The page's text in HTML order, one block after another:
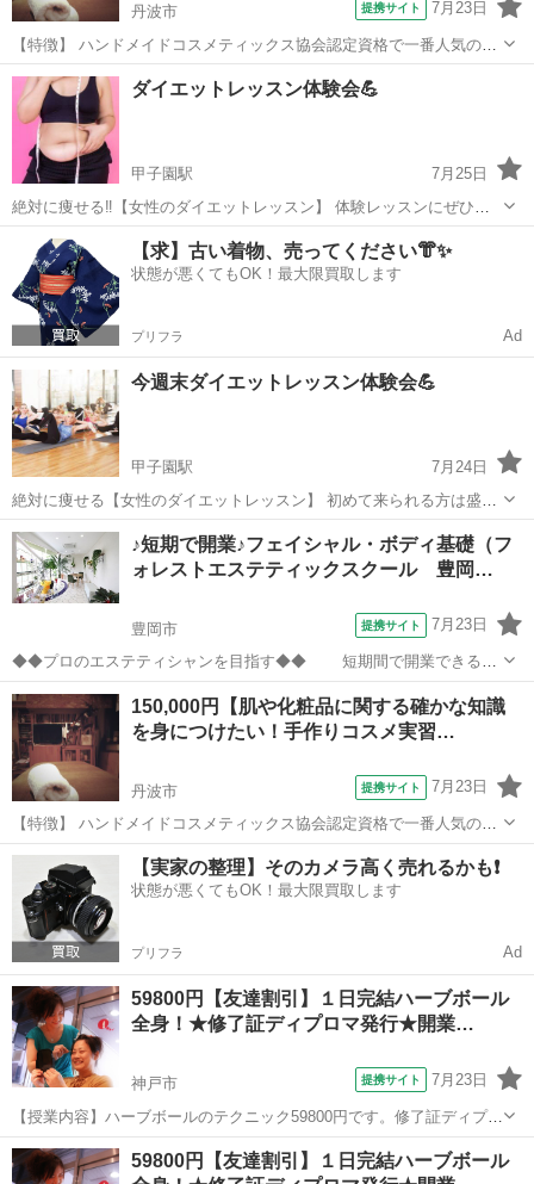
丹波市 提携サイト 7月23日
【特徴】 ハンドメイドコスメティックス協会認定資格で一番人気の講
座です。多くの人の知っている一般的な化粧品の知識を上回る専門的
な知識を習得することが出来ます。 Web講義形式での受講も可能で
す。 ※Web受講の場合、実習は自...
兵庫 丹波市 メイク
ダイエットレッスン体験会💪
甲子園駅
7月25日
絶対に痩せる‼️【女性のダイエットレッスン】 体験レッスンにぜひ参
加してみて下さいね☺️ オリジナルコアリズムで肩甲骨と骨盤を動かす
のでまずお腹周りと背中がスッキリします。 筋トレ、ストレッチ、80
年代に流行っ...
兵庫 甲子園駅 美容健康 レッスン
【求】古い着物、売ってください👘✨
状態が悪くてもOK！最大限買取します
プリフラ Ad
今週末ダイエットレッスン体験会💪
甲子園駅
7月24日
絶対に痩せる【女性のダイエットレッスン】 初めて来られる方は盛り
だくさんのメニューにびっくりされます😂 最初にオリジナルコアリズ
ムで肩甲骨と骨盤を動かしお腹周りがスッキリ、そして太りにくい体
になりますよ👍 メニ...
兵庫 西宮市 甲子園駅
♪短期で開業♪フェイシャル・ボディ基礎（フ
ォレストエステティックスクール 豊岡…
豊岡市 提携サイト 7月23日
◆◆プロのエステティシャンを目指す◆◆ 短期間で開業できる技
術を学べるコース 【カリキュラム】 フェイシャル基礎カリキュラ
ム＋カウンセリング・ボディケア理論・ ボ
ディマッサージ実技・フットケア...
兵庫 豊岡市 エステ
150,000円【肌や化粧品に関する確かな知識
を身につけたい！手作りコスメ実習…
丹波市 提携サイト 7月23日
【特徴】 ハンドメイドコスメティックス協会認定資格で一番人気の講
座です。多くの人の知っている一般的な化粧品の知識を上回る専門的
な知識を習得することが出来ます。 Web講義形式での受講も可能で
す。 ※Web受講の場合、実習は自...
兵庫 丹波市 メイク
【実家の整理】そのカメラ高く売れるかも❗️
状態が悪くてもOK！最大限買取します
プリフラ Ad
59800円【友達割引】１日完結ハーブボール
全身！★修了証ディプロマ発行★開業…
神戸市 提携サイト 7月23日
【授業内容】ハーブボールのテクニック59800円です。修了証ディプロ
マも1枚1700円で発行しています★是非、更なる技術UPにご利用下さ
い！復習用のDVD、遠方の方向けの通信講座もご用意しています！こ
兵庫 神戸市 マッサージ
59800円【友達割引】１日完結ハーブボール